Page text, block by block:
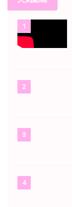
1
2
3
4